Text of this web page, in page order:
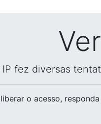
IP fez diversas
o acesso,